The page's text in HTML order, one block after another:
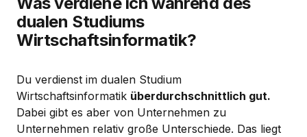
dualen Studiums
Wirtschaftsinformatik?
Du verdienst im dualen Studium
Wirtschaftsinformatik überdurchschnittlich gut.
Dabei gibt es aber von Unternehmen zu
Unternehmen relativ große Unterschiede. Das liegt